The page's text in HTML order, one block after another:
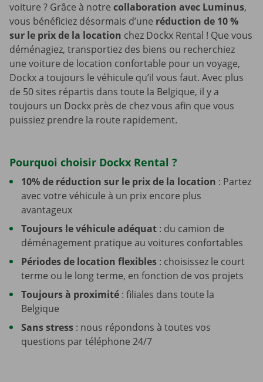
voiture ? Grâce à notre collaboration avec Luminus,
vous bénéficiez désormais d’une réduction de 10 %
sur le prix de la location chez Dockx Rental ! Que vous
déménagiez, transportiez des biens ou recherchiez
une voiture de location confortable pour un voyage,
Dockx a toujours le véhicule qu’il vous faut. Avec plus
de 50 sites répartis dans toute la Belgique, il y a
toujours un Dockx près de chez vous afin que vous
puissiez prendre la route rapidement.
Pourquoi choisir Dockx Rental ?
10% de réduction sur le prix de la location : Partez
avec votre véhicule à un prix encore plus
avantageux
Toujours le véhicule adéquat : du camion de
déménagement pratique au voitures confortables
Périodes de location flexibles : choisissez le court
terme ou le long terme, en fonction de vos projets
Toujours à proximité : filiales dans toute la
Belgique
Sans stress : nous répondons à toutes vos
questions par téléphone 24/7